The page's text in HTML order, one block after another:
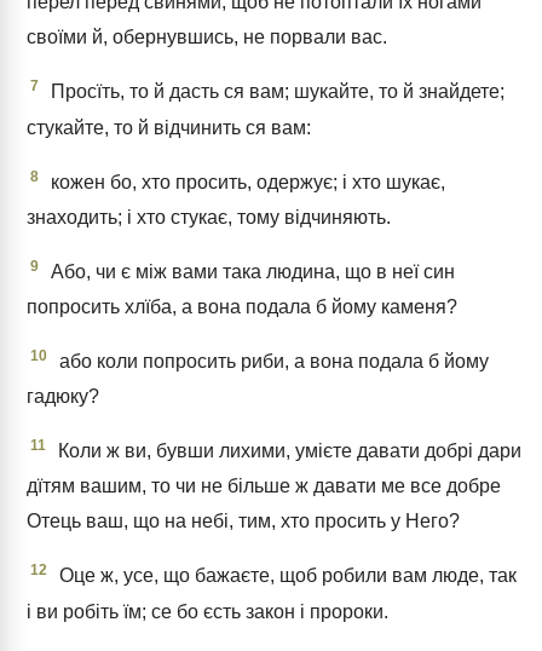
своїми й, обернувшись, не порвали вас.
7
Просїть, то й дасть ся вам; шукайте, то й знайдете;
стукайте, то й відчинить ся вам:
8
кожен бо, хто просить, одержує; і хто шукає,
знаходить; і хто стукає, тому відчиняють.
9
Або, чи є між вами така людина, що в неї син
попросить хлїба, а вона подала б йому каменя?
10
або коли попросить риби, а вона подала б йому
гадюку?
11
Коли ж ви, бувши лихими, умієте давати добрі дари
дїтям вашим, то чи не більше ж давати ме все добре
Отець ваш, що на небі, тим, хто просить у Него?
12
Оце ж, усе, що бажаєте, щоб робили вам люде, так
і ви робіть їм; се бо єсть закон і пророки.